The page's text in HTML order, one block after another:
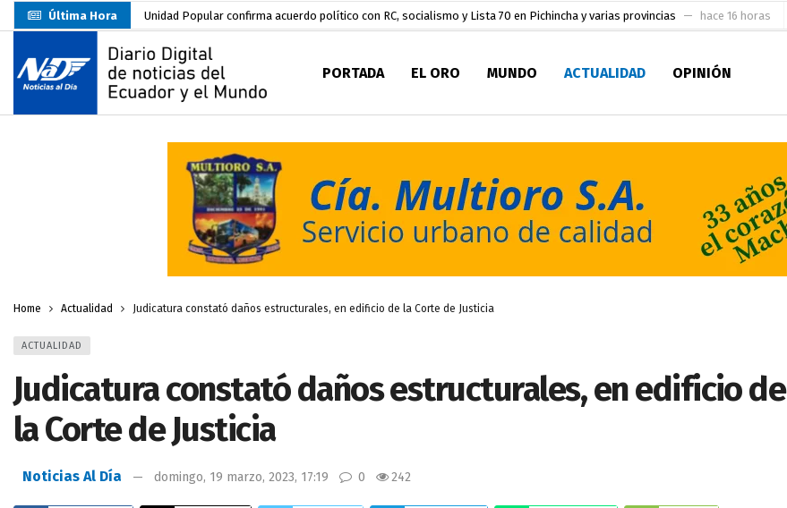
Última Hora Unidad Popular confirma acuerdo político con RC, socialismo y Lista 70 en Pichincha y varias provincias hace 16 horas
Delegación de El Oro fiscaliza propaganda electoral
Gobierno Estudiantil Ugartino 2026-2027, fue posesionado hace 17 horas
Prefecto Clemente Bravo Inauguró Centro de Acopio Casa del Pescador Artesanal Orense
Colombia reanuda venta de energía
Carlos Rodríguez inscribe su candidatura a la alcaldía de Machala hace 2 días
Carlos Carrión Figueroa, Premio Nacional de Literatura Eugenio Espejo hace 2 días
Nuevo Santa Rosa Sporting Club inicia su camino en la Serie A del Fútbol Femenino Nacional 2026 hace 10 horas
PORTADA EL ORO MUNDO ACTUALIDAD OPINIÓN
Home Actualidad Judicatura constató daños estructurales, en edificio de la Corte de Justicia
ACTUALIDAD
Judicatura constató daños estructurales, en edificio de
la Corte de Justicia
Noticias Al Día domingo, 19 marzo, 2023, 17:19 0 242